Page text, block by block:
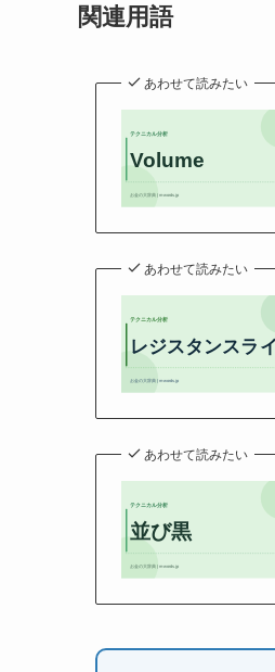
関連用語
あわせて読みたい
あわせて読みたい
あわせて読みたい